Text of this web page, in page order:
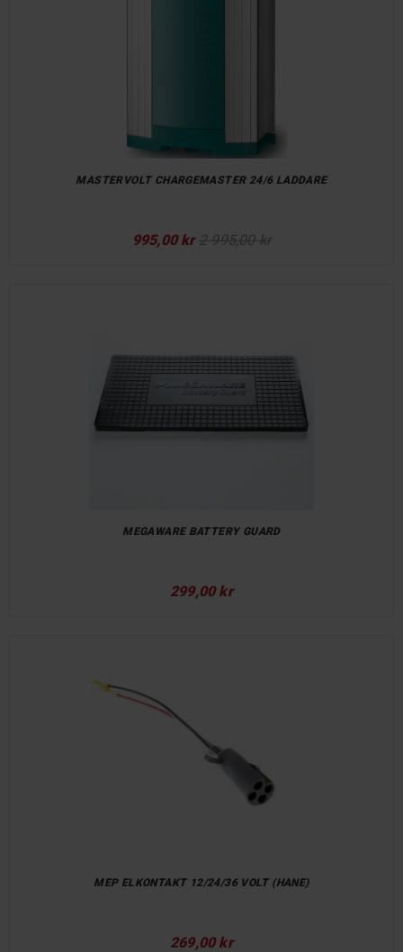
MASTERVOLT CHARGEMASTER 24/6 LADDARE
995,00 kr 2 995,00 kr
MEGAWARE BATTERY GUARD
299,00 kr
MEP ELKONTAKT 12/24/36 VOLT (HANE)
269,00 kr